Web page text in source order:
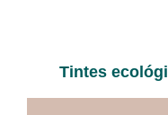
Tintes